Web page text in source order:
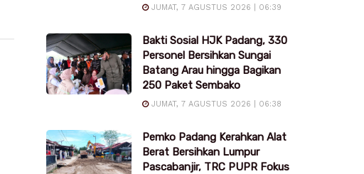
JUMAT, 7 AGUSTUS 2026 | 06:39
Bakti Sosial HJK Padang, 330
Personel Bersihkan Sungai
Batang Arau hingga Bagikan
250 Paket Sembako
JUMAT, 7 AGUSTUS 2026 | 06:38
Pemko Padang Kerahkan Alat
Berat Bersihkan Lumpur
Pascabanjir, TRC PUPR Fokus